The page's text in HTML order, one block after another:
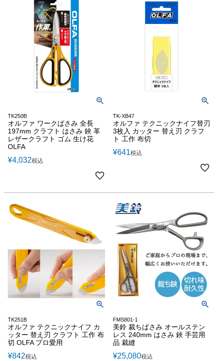
TK250B
オルファ ワークばさみ 全長
197mm クラフト はさみ 鋏 革
レザークラフト ゴム 生け花
OLFA
¥4,032税込
TK-XB47
オルファ テクニックナイフ替刃
3枚入 カッター 替え刃 クラフ
ト 工作 布切
¥641税込
TK251B
オルファ テクニックナイフ カ
ッター 替え刃 クラフト 工作 布
切 OLFA プロ愛用
¥842税込
FMS801-1
美鈴 裁ちばさみ オールステン
レス 240mm はさみ 鋏 手芸用
品 裁縫
¥25,080税込